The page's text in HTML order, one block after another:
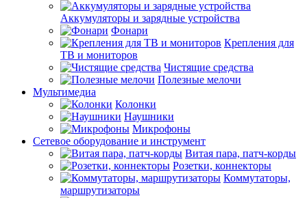
Аккумуляторы и зарядные устройства
Фонари
Крепления для
ТВ и мониторов
Чистящие средства
Полезные мелочи
Мультимедиа
Колонки
Наушники
Микрофоны
Сетевое оборудование и инструмент
Витая пара, патч-корды
Розетки, коннекторы
Коммутаторы,
маршрутизаторы